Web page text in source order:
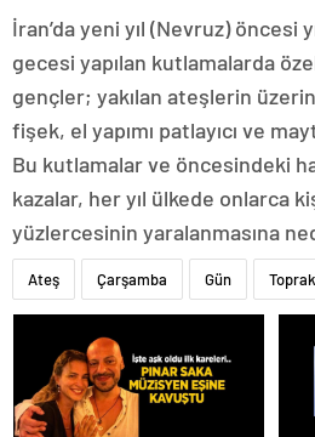
İran’da yeni yıl (Nevruz) öncesi
gecesi yapılan kutlamalarda
gençler; yakılan ateşlerin
fişek, el yapımı patlayıcı ve
Bu kutlamalar ve öncesindeki
kazalar, her yıl ülkede onlarca
yüzlercesinin yaralanmasına
Ateş Çarşamba Gün Toprak